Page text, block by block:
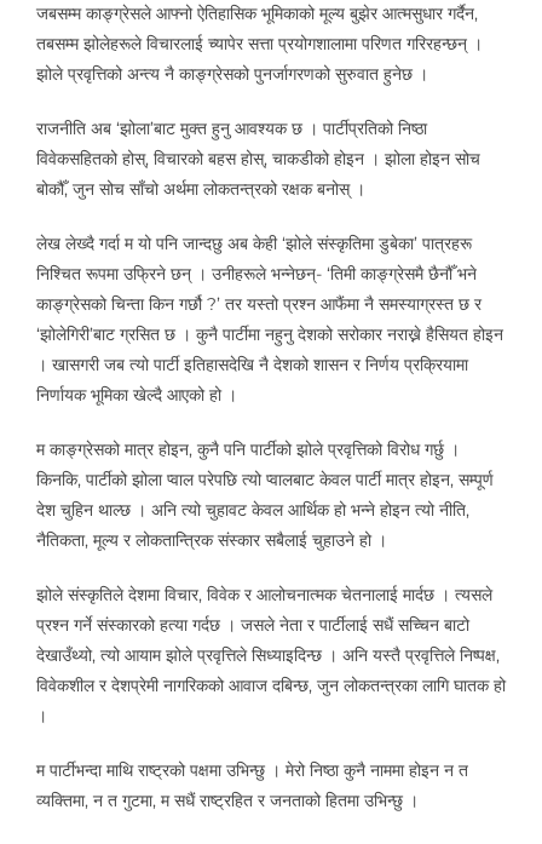
जबसम्म काङ्ग्रेसले आफ्नो ऐतिहासिक भूमिकाको मूल्य बुझेर आत्मसुधार गर्दैन,
तबसम्म झोलेहरूले विचारलाई च्यापेर सत्ता प्रयोगशालामा परिणत गरिरहन्छन् ।
झोले प्रवृत्तिको अन्त्य नै काङ्ग्रेसको पुनर्जागरणको सुरुवात हुनेछ ।
राजनीति अब ‘झोला’बाट मुक्त हुनु आवश्यक छ । पार्टीप्रतिको निष्ठा
विवेकसहितको होस्, विचारको बहस होस्, चाकडीको होइन । झोला होइन सोच
बोकौँ, जुन सोच साँचो अर्थमा लोकतन्त्रको रक्षक बनोस् ।
लेख लेख्दै गर्दा म यो पनि जान्दछु अब केही ‘झोले संस्कृतिमा डुबेका’ पात्रहरू
निश्चित रूपमा उफ्रिने छन् । उनीहरूले भन्नेछन्- ‘तिमी काङ्ग्रेसमै छैनौँ भने
काङ्ग्रेसको चिन्ता किन गर्छौ ?’ तर यस्तो प्रश्न आफैंमा नै समस्याग्रस्त छ र
‘झोलेगिरी’बाट ग्रसित छ । कुनै पार्टीमा नहुनु देशको सरोकार नराख्ने हैसियत होइन
। खासगरी जब त्यो पार्टी इतिहासदेखि नै देशको शासन र निर्णय प्रक्रियामा
निर्णायक भूमिका खेल्दै आएको हो ।
म काङ्ग्रेसको मात्र होइन, कुनै पनि पार्टीको झोले प्रवृत्तिको विरोध गर्छु ।
किनकि, पार्टीको झोला प्वाल परेपछि त्यो प्वालबाट केवल पार्टी मात्र होइन, सम्पूर्ण
देश चुहिन थाल्छ । अनि त्यो चुहावट केवल आर्थिक हो भन्ने होइन त्यो नीति,
नैतिकता, मूल्य र लोकतान्त्रिक संस्कार सबैलाई चुहाउने हो ।
झोले संस्कृतिले देशमा विचार, विवेक र आलोचनात्मक चेतनालाई मार्दछ । त्यसले
प्रश्न गर्ने संस्कारको हत्या गर्दछ । जसले नेता र पार्टीलाई सधैं सच्चिन बाटो
देखाउँथ्यो, त्यो आयाम झोले प्रवृत्तिले सिध्याइदिन्छ । अनि यस्तै प्रवृत्तिले निष्पक्ष,
विवेकशील र देशप्रेमी नागरिकको आवाज दबिन्छ, जुन लोकतन्त्रका लागि घातक हो
।
म पार्टीभन्दा माथि राष्ट्रको पक्षमा उभिन्छु । मेरो निष्ठा कुनै नाममा होइन न त
व्यक्तिमा, न त गुटमा, म सधैं राष्ट्रहित र जनताको हितमा उभिन्छु ।